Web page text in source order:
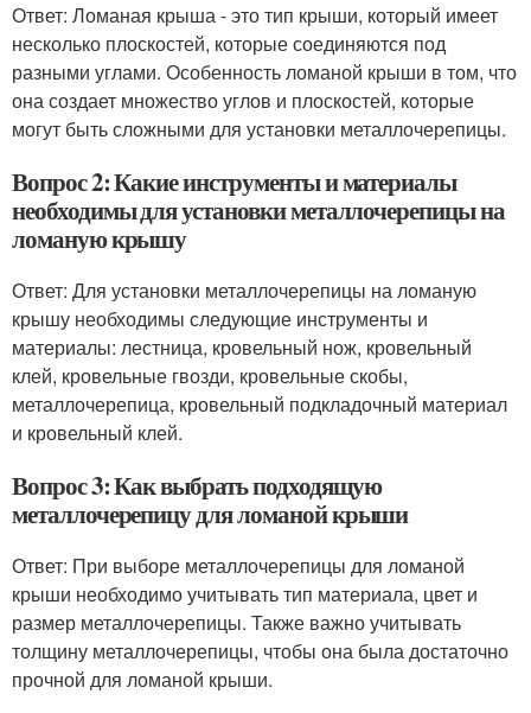
Ответ: Ломаная крыша - это тип крыши, который имеет
несколько плоскостей, которые соединяются под
разными углами. Особенность ломаной крыши в том, что
она создает множество углов и плоскостей, которые
могут быть сложными для установки металлочерепицы.
Вопрос 2: Какие инструменты и материалы
необходимы для установки металлочерепицы на
ломаную крышу
Ответ: Для установки металлочерепицы на ломаную
крышу необходимы следующие инструменты и
материалы: лестница, кровельный нож, кровельный
клей, кровельные гвозди, кровельные скобы,
металлочерепица, кровельный подкладочный материал
и кровельный клей.
Вопрос 3: Как выбрать подходящую
металлочерепицу для ломаной крыши
Ответ: При выборе металлочерепицы для ломаной
крыши необходимо учитывать тип материала, цвет и
размер металлочерепицы. Также важно учитывать
толщину металлочерепицы, чтобы она была достаточно
прочной для ломаной крыши.